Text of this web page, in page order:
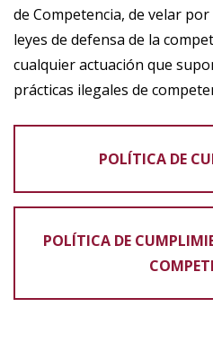
de Competencia, de velar
leyes de defensa de la
cualquier actuación que
prácticas ilegales de
POLÍTICA DE
POLÍTICA DE